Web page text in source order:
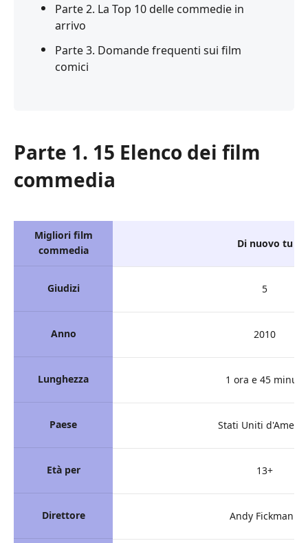
Parte 2. La Top 10 delle commedie in
arrivo
Parte 3. Domande frequenti sui film
comici
Parte 1. 15 Elenco dei film
commedia
Migliori film
commedia
Giudizi
Anno
Lunghezza
Paese
Età per
Direttore
Di nuovo tu
5
2010
1 ora e 45 minuti
Stati Uniti
13+
Andy Fickmann